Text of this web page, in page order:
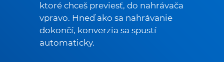
ktoré chceš previesť, do nahrávača
vpravo. Hneď ako sa nahrávanie
dokončí, konverzia sa spustí
automaticky.